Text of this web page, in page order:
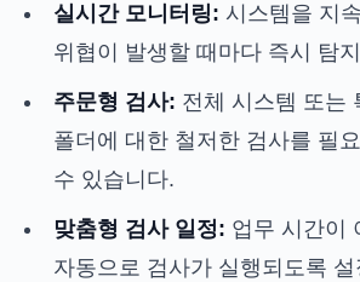
실시간 모니터링: 시스템을 지
위협이 발생할 때마다 즉시 탐
주문형 검사: 전체 시스템 또는
폴더에 대한 철저한 검사를 필
수 있습니다.
맞춤형 검사 일정: 업무 시간이
자동으로 검사가 실행되도록